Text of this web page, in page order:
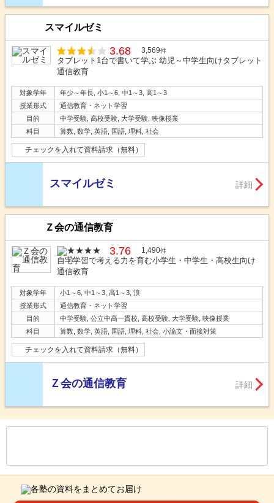
スマイルゼミ
3.68 3,569件
タブレット1台で書いて学ぶ 幼児～中学生向けタブレット
通信教育
対象学年
年少～年長, 小1～6, 中1～3, 高1～3
授業形式
通信教育・ネット学習
目的
中学受験, 高校受験, 大学受験, 映像授業
科目
算数, 数学, 英語, 国語, 理科, 社会
チェックを入れて資料請求（無料）
スマイルゼミ 詳細
Ｚ会の通信教育
3.76 1,490件
自宅学習で考える力を育む小学生・中学生・高校生向け
通信教育
対象学年
小1～6, 中1～3, 高1～3, 浪
授業形式
通信教育・ネット学習
目的
中学受験, 公立中高一貫校, 高校受験, 大学受験, 映像授業
科目
算数, 数学, 英語, 国語, 理科, 社会, 小論文・面接対策
チェックを入れて資料請求（無料）
Ｚ会の通信教育 詳細